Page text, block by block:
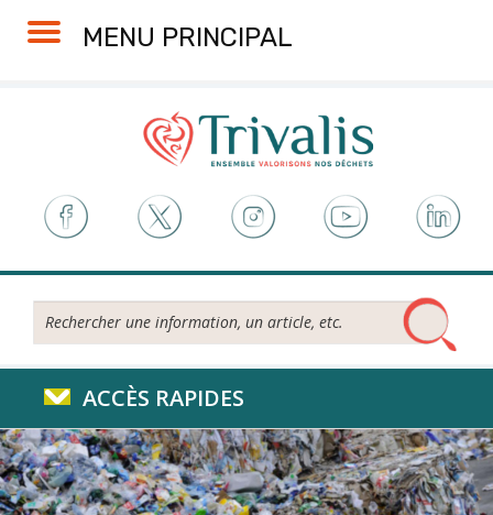
MENU PRINCIPAL
Rechercher...
ACCÈS RAPIDES